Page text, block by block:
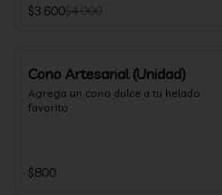
$3.600$4.000
Cono Artesanal (Unidad)
Agrega un cono dulce a tu helado
favorito
$800